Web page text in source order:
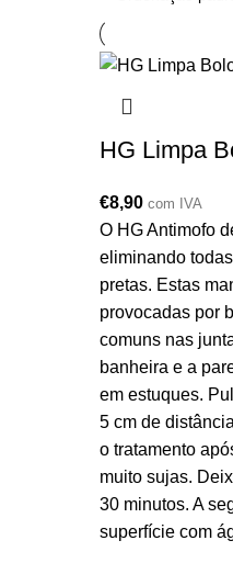
HG Limpa
€8,90 com IVA
O HG Antimofo
eliminando
pretas. Estas
provocadas por
comuns nas
banheira e a
em estuques.
5 cm de
o tratamento
muito sujas.
30 minutos. A
superfície com